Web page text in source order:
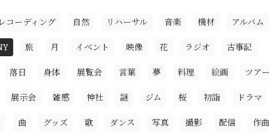
レコーディング 自然 リハーサル 音楽 機材 アルバム
旅 月 イベント 映像 花 ラジオ 古事記
落日 身体 展覧会 言葉 夢 料理 絵画 ツアー
展示会 雑感 神社 謎 ジム 桜 初詣 ドラマ
曲 グッズ 歌 ダンス 写真 撮影 配信 作曲